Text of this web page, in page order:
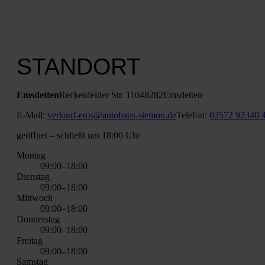
STANDORT
Ems­det­tenRecken­fel­der Str. 11048282Ems­det­ten
E‑Mail: verkauf-ems@autohaus-siemon.deTele­fon: 02572 92340
geöff­net – schließt um 18:00 Uhr
Mon­tag
09:00–18:00
Diens­tag
09:00–18:00
Mitt­woch
09:00–18:00
Don­ners­tag
09:00–18:00
Frei­tag
09:00–18:00
Sams­tag